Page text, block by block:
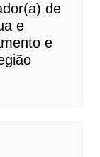
de
e
e